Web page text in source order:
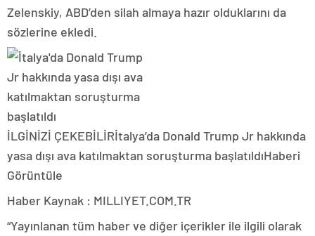
Zelenskiy, ABD’den silah almaya hazır olduklarını da
sözlerine ekledi.
İLGİNİZİ ÇEKEBİLİRİtalya’da Donald Trump Jr hakkında
yasa dışı ava katılmaktan soruşturma başlatıldıHaberi
Görüntüle
Haber Kaynak : MILLIYET.COM.TR
“Yayınlanan tüm haber ve diğer içerikler ile ilgili olarak